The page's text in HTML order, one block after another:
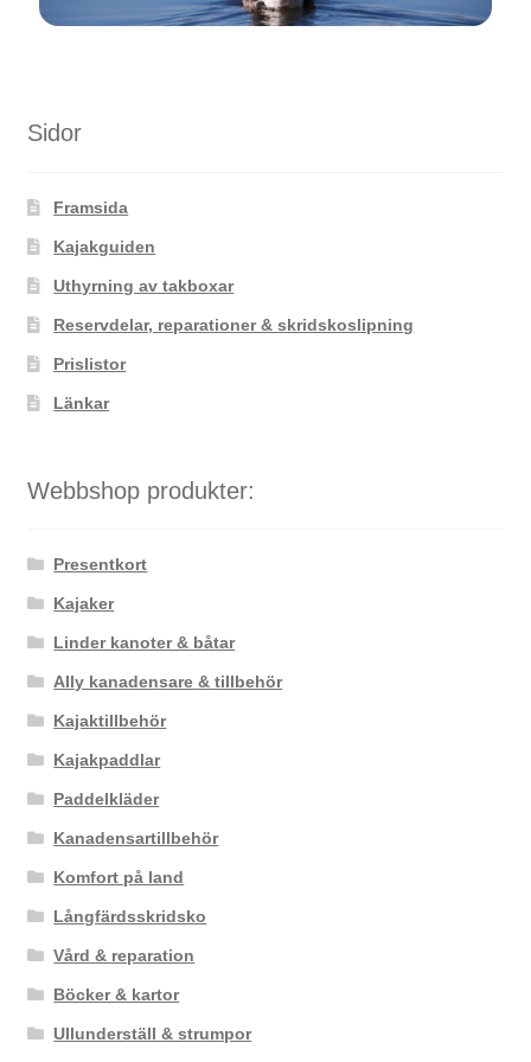
Sidor
Framsida
Kajakguiden
Uthyrning av takboxar
Reservdelar, reparationer & skridskoslipning
Prislistor
Länkar
Webbshop produkter:
Presentkort
Kajaker
Linder kanoter & båtar
Ally kanadensare & tillbehör
Kajaktillbehör
Kajakpaddlar
Paddelkläder
Kanadensartillbehör
Komfort på land
Långfärdsskridsko
Vård & reparation
Böcker & kartor
Ullunderställ & strumpor